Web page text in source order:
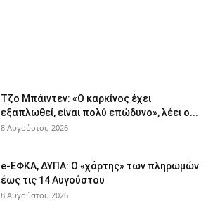
Τζο Μπάιντεν: «Ο καρκίνος έχει
εξαπλωθεί, είναι πολύ επώδυνο», λέει ο...
8 Αυγούστου 2026
e-ΕΦΚΑ, ΔΥΠΑ: Ο «χάρτης» των πληρωμών
έως τις 14 Αυγούστου
8 Αυγούστου 2026